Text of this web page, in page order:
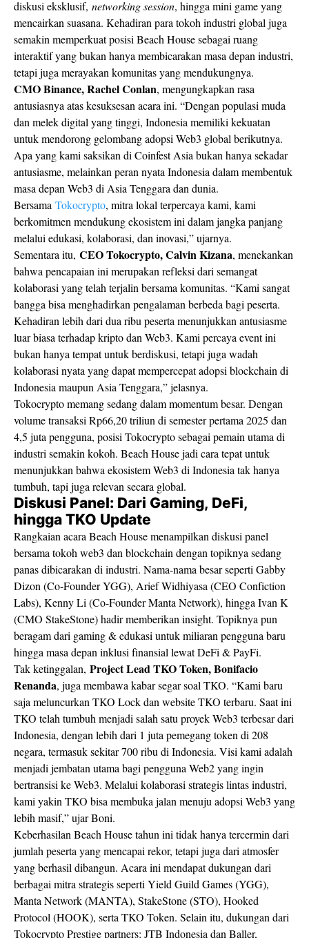
diskusi eksklusif, networking session, hingga mini game yang
mencairkan suasana. Kehadiran para tokoh industri global juga
semakin memperkuat posisi Beach House sebagai ruang
interaktif yang bukan hanya membicarakan masa depan industri,
tetapi juga merayakan komunitas yang mendukungnya.
CMO Binance, Rachel Conlan, mengungkapkan rasa
antusiasnya atas kesuksesan acara ini. “Dengan populasi muda
dan melek digital yang tinggi, Indonesia memiliki kekuatan
untuk mendorong gelombang adopsi Web3 global berikutnya.
Apa yang kami saksikan di Coinfest Asia bukan hanya sekadar
antusiasme, melainkan peran nyata Indonesia dalam membentuk
masa depan Web3 di Asia Tenggara dan dunia.
Bersama Tokocrypto, mitra lokal terpercaya kami, kami
berkomitmen mendukung ekosistem ini dalam jangka panjang
melalui edukasi, kolaborasi, dan inovasi,” ujarnya.
Sementara itu, CEO Tokocrypto, Calvin Kizana, menekankan
bahwa pencapaian ini merupakan refleksi dari semangat
kolaborasi yang telah terjalin bersama komunitas. “Kami sangat
bangga bisa menghadirkan pengalaman berbeda bagi peserta.
Kehadiran lebih dari dua ribu peserta menunjukkan antusiasme
luar biasa terhadap kripto dan Web3. Kami percaya event ini
bukan hanya tempat untuk berdiskusi, tetapi juga wadah
kolaborasi nyata yang dapat mempercepat adopsi blockchain di
Indonesia maupun Asia Tenggara,” jelasnya.
Tokocrypto memang sedang dalam momentum besar. Dengan
volume transaksi Rp66,20 triliun di semester pertama 2025 dan
4,5 juta pengguna, posisi Tokocrypto sebagai pemain utama di
industri semakin kokoh. Beach House jadi cara tepat untuk
menunjukkan bahwa ekosistem Web3 di Indonesia tak hanya
tumbuh, tapi juga relevan secara global.
Diskusi Panel: Dari Gaming, DeFi,
hingga TKO Update
Rangkaian acara Beach House menampilkan diskusi panel
bersama tokoh web3 dan blockchain dengan topiknya sedang
panas dibicarakan di industri. Nama-nama besar seperti Gabby
Dizon (Co-Founder YGG), Arief Widhiyasa (CEO Confiction
Labs), Kenny Li (Co-Founder Manta Network), hingga Ivan K
(CMO StakeStone) hadir memberikan insight. Topiknya pun
beragam dari gaming & edukasi untuk miliaran pengguna baru
hingga masa depan inklusi finansial lewat DeFi & PayFi.
Tak ketinggalan, Project Lead TKO Token, Bonifacio
Renanda, juga membawa kabar segar soal TKO. “Kami baru
saja meluncurkan TKO Lock dan website TKO terbaru. Saat ini
TKO telah tumbuh menjadi salah satu proyek Web3 terbesar dari
Indonesia, dengan lebih dari 1 juta pemegang token di 208
negara, termasuk sekitar 700 ribu di Indonesia. Visi kami adalah
menjadi jembatan utama bagi pengguna Web2 yang ingin
bertransisi ke Web3. Melalui kolaborasi strategis lintas industri,
kami yakin TKO bisa membuka jalan menuju adopsi Web3 yang
lebih masif,” ujar Boni.
Keberhasilan Beach House tahun ini tidak hanya tercermin dari
jumlah peserta yang mencapai rekor, tetapi juga dari atmosfer
yang berhasil dibangun. Acara ini mendapat dukungan dari
berbagai mitra strategis seperti Yield Guild Games (YGG),
Manta Network (MANTA), StakeStone (STO), Hooked
Protocol (HOOK), serta TKO Token. Selain itu, dukungan dari
Tokocrypto Prestige partners: JTB Indonesia dan Baller,